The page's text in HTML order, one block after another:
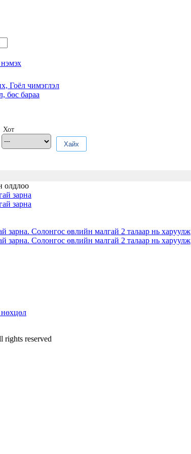
Гоёл чимэглэл
бөс бараа
Хот
Хайх
олдлоо
зарна
зарна
зарна. Солонгос өвлийн малгай 2 талаар нь харуулж
зарна. Солонгос өвлийн малгай 2 талаар нь харуулж
reserved